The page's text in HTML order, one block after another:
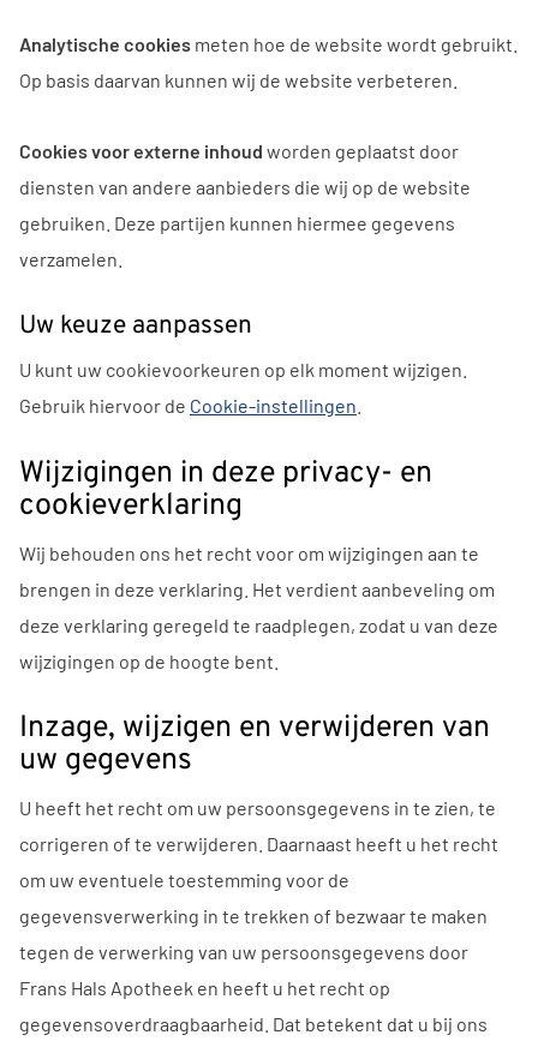
Analytische cookies meten hoe de website wordt gebruikt.
Op basis daarvan kunnen wij de website verbeteren.
Cookies voor externe inhoud worden geplaatst door
diensten van andere aanbieders die wij op de website
gebruiken. Deze partijen kunnen hiermee gegevens
verzamelen.
Uw keuze aanpassen
U kunt uw cookievoorkeuren op elk moment wijzigen.
Gebruik hiervoor de Cookie-instellingen
Wijzigingen in deze privacy- en
cookieverklaring
Wij behouden ons het recht voor om wijzigingen aan te
brengen in deze verklaring. Het verdient aanbeveling om
deze verklaring geregeld te raadplegen, zodat u van deze
wijzigingen op de hoogte bent.
Inzage, wijzigen en verwijderen van
uw gegevens
U heeft het recht om uw persoonsgegevens in te zien, te
corrigeren of te verwijderen. Daarnaast heeft u het recht
om uw eventuele toestemming voor de
gegevensverwerking in te trekken of bezwaar te maken
tegen de verwerking van uw persoonsgegevens door
Frans Hals Apotheek en heeft u het recht op
gegevensoverdraagbaarheid. Dat betekent dat u bij ons